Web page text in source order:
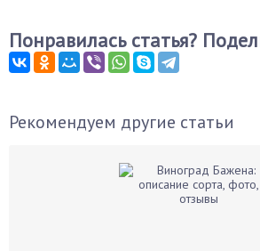
Понравилась статья?
Рекомендуем другие статьи